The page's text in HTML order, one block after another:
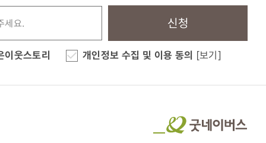
신청
이웃스토리 개인정보 수집 및 이용 동의 [보기]